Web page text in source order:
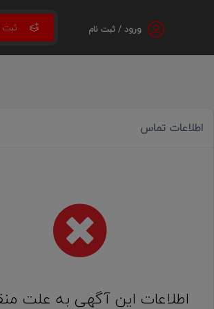
ورود / ثبت نام
اطلاعات تماس
اطلاعات این آگهی به علت